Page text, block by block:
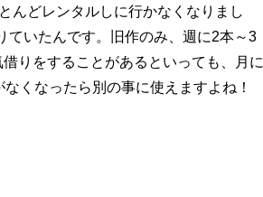
んどレンタルしに行かなくなりまし
ていたんです。旧作のみ、週に2本～3
りをすることがあるといっても、月に
くなったら別の事に使えますよね！